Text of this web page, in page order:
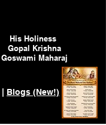
His Holiness
Gopal Krishna
Goswami Maharaj
Blogs (New!)